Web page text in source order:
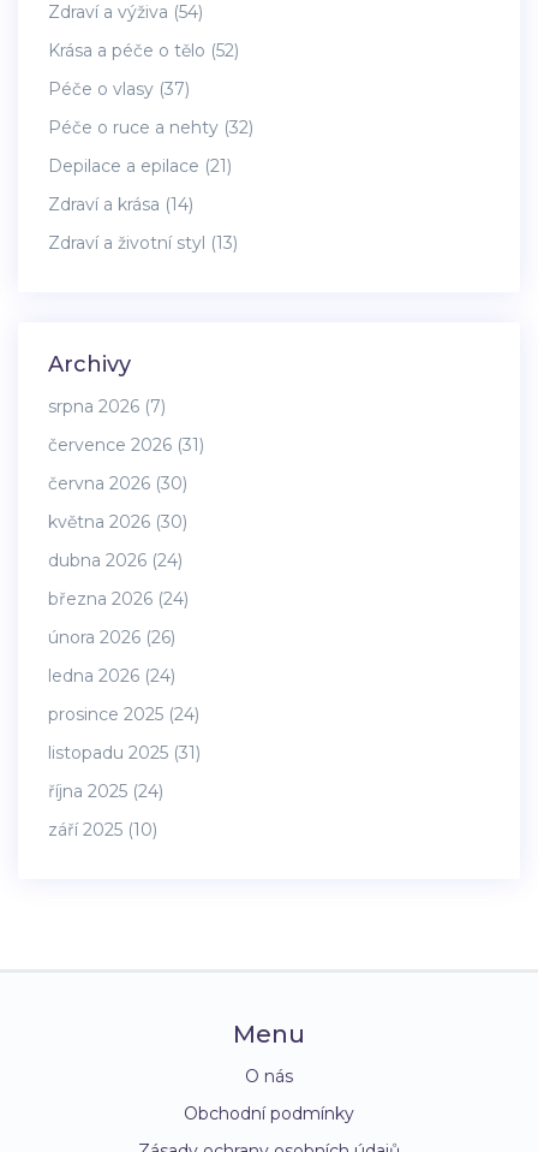
Zdraví a výživa (54)
Krása a péče o tělo (52)
Péče o vlasy (37)
Péče o ruce a nehty (32)
Depilace a epilace (21)
Zdraví a krása (14)
Zdraví a životní styl (13)
Archivy
srpna 2026 (7)
července 2026 (31)
června 2026 (30)
května 2026 (30)
dubna 2026 (24)
března 2026 (24)
února 2026 (26)
ledna 2026 (24)
prosince 2025 (24)
listopadu 2025 (31)
října 2025 (24)
září 2025 (10)
Menu
O nás
Obchodní podmínky